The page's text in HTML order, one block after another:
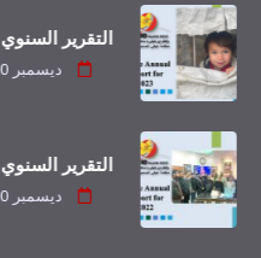
التقرير السنوي 2023
ديسمبر 30, 2023
التقرير السنوي 2022
ديسمبر 30, 2022